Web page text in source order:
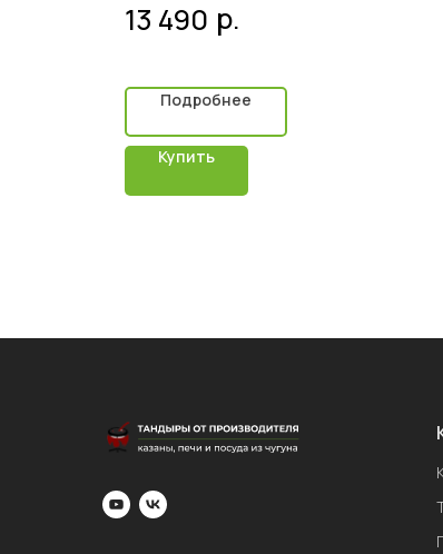
13 490 р.
Подробнее
Купить